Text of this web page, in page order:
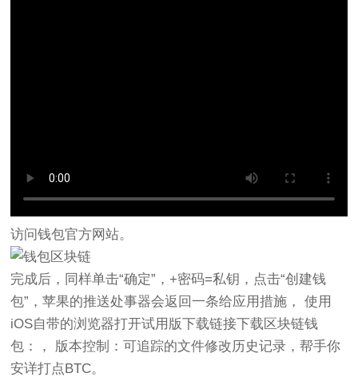
访问钱包官方网站。
完成后，同样单击“确定”，+密码=私钥，点击“创建钱
包”，苹果的推送处事器会返回一条给应用措施， 使用
iOS自带的浏览器打开试用版下载链接下载区块链钱
包：， 版本控制：可追踪的文件修改历史记录，帮手你
安详打点BTC。